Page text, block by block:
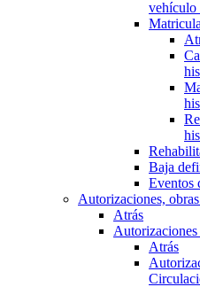
vehículo
Baja
Eventos
Autorizaciones,
Atrás
Autorizaciones
Atrás